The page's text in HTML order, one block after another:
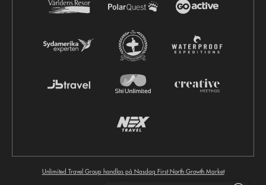
Unlimited Travel Group handlas på Nasdaq First North Growth Market